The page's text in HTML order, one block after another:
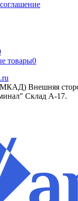
товары0
Внешняя
Склад А-17.